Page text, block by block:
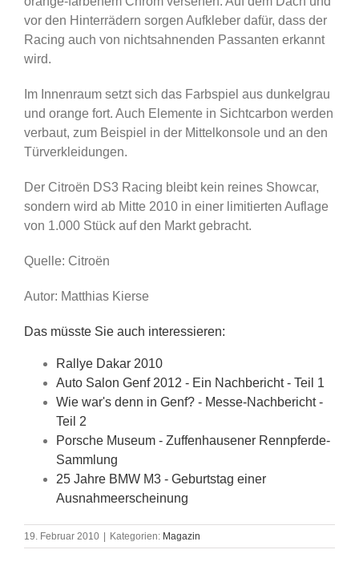
vor den Hinterrädern sorgen Aufkleber dafür, dass der
Racing auch von nichtsahnenden Passanten erkannt
wird.
Im Innenraum setzt sich das Farbspiel aus dunkelgrau
und orange fort. Auch Elemente in Sichtcarbon werden
verbaut, zum Beispiel in der Mittelkonsole und an den
Türverkleidungen.
Der Citroën DS3 Racing bleibt kein reines Showcar,
sondern wird ab Mitte 2010 in einer limitierten Auflage
von 1.000 Stück auf den Markt gebracht.
Quelle: Citroën
Autor: Matthias Kierse
Das müsste Sie auch interessieren:
Rallye Dakar 2010
Auto Salon Genf 2012 - Ein Nachbericht - Teil 1
Wie war's denn in Genf? - Messe-Nachbericht -
Teil 2
Porsche Museum - Zuffenhausener Rennpferde-
Sammlung
25 Jahre BMW M3 - Geburtstag einer
Ausnahmeerscheinung
19. Februar 2010 Kategorien: Magazin